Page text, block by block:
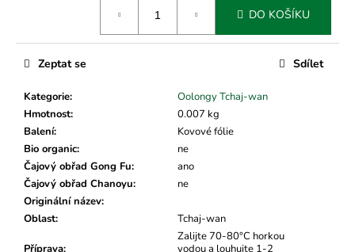
DO KOŠÍKU
Kategorie:
Oolongy Tchaj-wan
Hmotnost:
0.007 kg
Balení:
Kovové fólie
Bio organic:
ne
Čajový obřad Gong Fu:
ano
Čajový obřad Chanoyu:
ne
Originální název:
Oblast: Tchaj-wan
Příprava:
Zalijte 70-80°C horkou
vodou a louhujte 1-2
Zeptat se Sdílet
č
u
m